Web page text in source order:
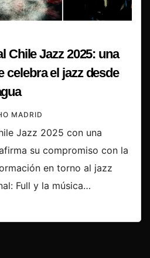
Chile Jazz 2025: una
celebra el jazz desde
MADRID
Jazz 2025 con una
su compromiso con la
en torno al jazz
Full y la música…